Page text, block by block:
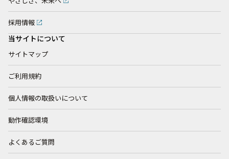
採用情報
当サイトについて
サイトマップ
ご利用規約
個人情報の取扱いについて
動作確認環境
よくあるご質問